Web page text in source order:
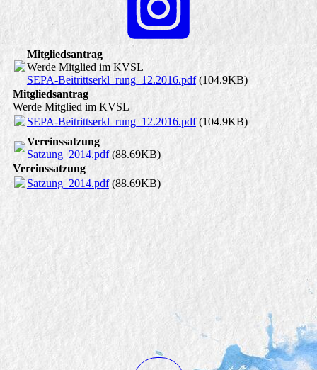
Mitgliedsantrag
Werde Mitglied im KVSL
SEPA-Beitrittserkl_rung_12.2016.pdf(104.9KB)
Mitgliedsantrag
Werde Mitglied im KVSL
SEPA-Beitrittserkl_rung_12.2016.pdf(104.9KB)
Vereinssatzung
Satzung_2014.pdf(88.69KB)
Vereinssatzung
Satzung_2014.pdf(88.69KB)